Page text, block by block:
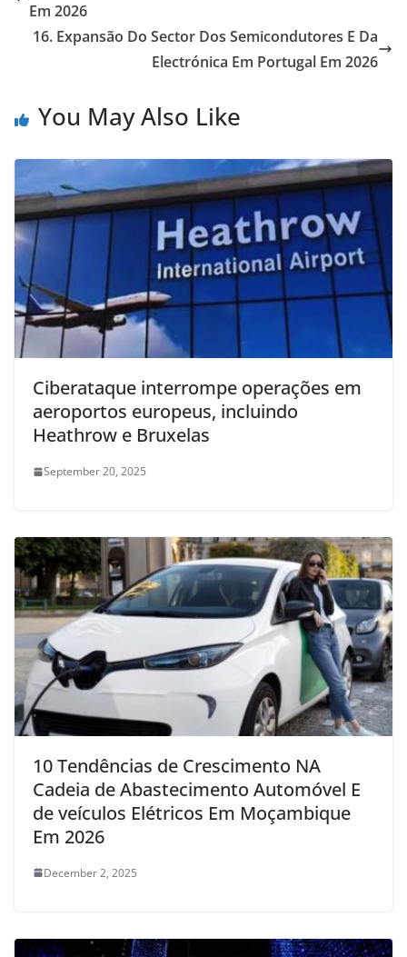
Em 2026
16. Expansão Do Sector Dos Semicondutores E Da
Electrónica Em Portugal Em 2026
You May Also Like
Ciberataque interrompe operações em
aeroportos europeus, incluindo
Heathrow e Bruxelas
September 20, 2025
10 Tendências de Crescimento NA
Cadeia de Abastecimento Automóvel E
de veículos Elétricos Em Moçambique
Em 2026
December 2, 2025